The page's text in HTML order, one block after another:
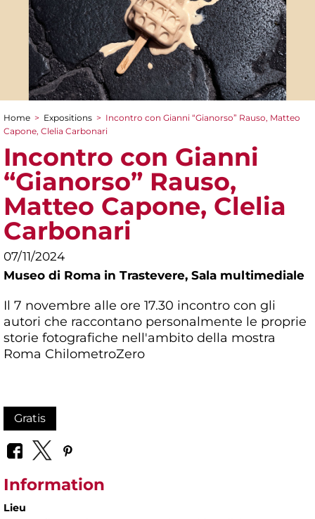
You are here
Home > Expositions > Incontro con Gianni “Gianorso” Rauso, Matteo
Capone, Clelia Carbonari
Incontro con Gianni
“Gianorso” Rauso,
Matteo Capone, Clelia
Carbonari
07/11/2024
Museo di Roma in Trastevere, Sala multimediale
Il 7 novembre alle ore 17.30 incontro con gli
autori che raccontano personalmente le proprie
storie fotografiche nell'ambito della mostra
Roma ChilometroZero
Gratis
Information
Lieu